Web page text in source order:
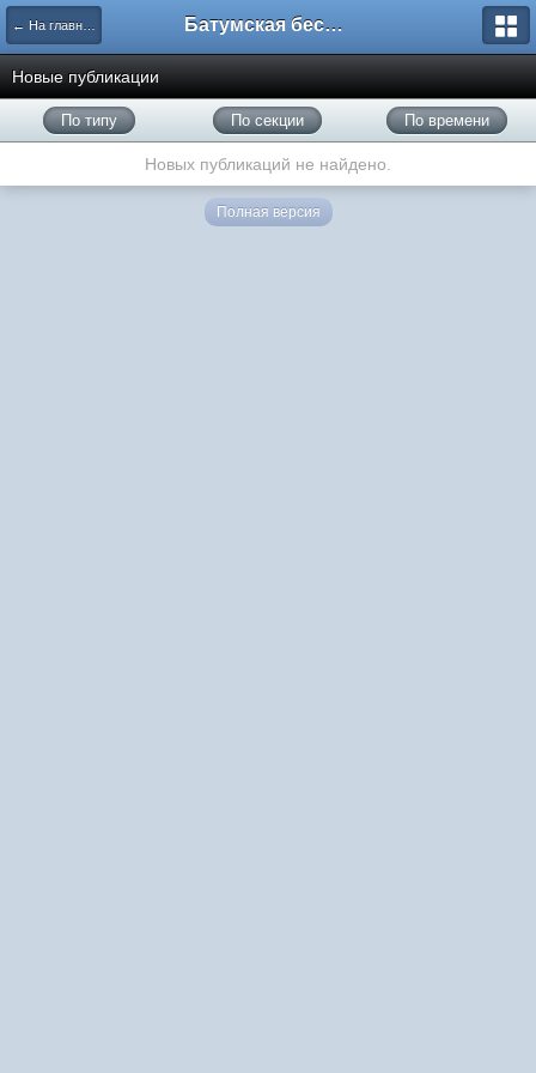
← На главную Батумская беседка
Новые публикации
По типу По секции По времени
Новых публикаций не найдено.
Полная версия